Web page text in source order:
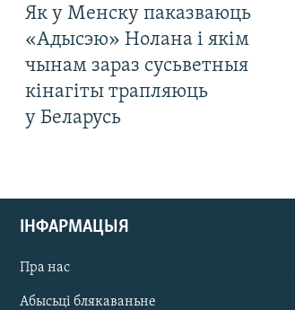
Як у Менску паказваюць
«Адысэю» Нолана і якім
чынам зараз сусьветныя
кінагіты трапляюць
у Беларусь
ІНФАРМАЦЫЯ
Пра нас
Абысьці блякаваньне